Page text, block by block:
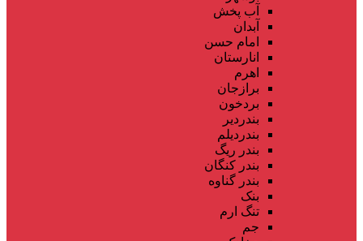
آب پخش
آبدان
امام حسن
انارستان
اهرم
برازجان
بردخون
بندردیر
بندردیلم
بندر ریگ
بندر کنگان
بندر گناوه
بنک
تنگ ارم
جم